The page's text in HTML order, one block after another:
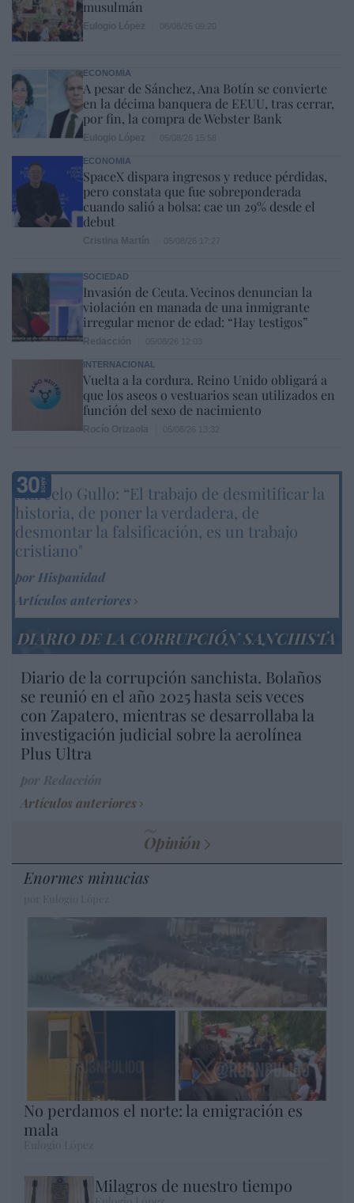
musulmán
ECONOMÍA
A pesar de Sánchez, Ana Botín se convierte
en la décima banquera de EEUU, tras cerrar,
por fin, la compra de Webster Bank
ECONOMÍA
SpaceX dispara ingresos y reduce pérdidas,
pero constata que fue sobreponderada
cuando salió a bolsa: cae un 29% desde el
debut
SOCIEDAD
Invasión de Ceuta. Vecinos denuncian la
violación en manada de una inmigrante
irregular menor de edad: “Hay testigos”
INTERNACIONAL
Vuelta a la cordura. Reino Unido obligará a
que los aseos o vestuarios sean utilizados en
función del sexo de nacimiento
Marcelo Gullo: “El trabajo de desmitificar la
historia, de poner la verdadera, de
desmontar la falsificación, es un trabajo
cristiano"
por Hispanidad
Artículos anteriores
DIARIO DE LA CORRUPCIÓN SANCHISTA
Diario de la corrupción sanchista. Bolaños
se reunió en el año 2025 hasta seis veces
con Zapatero, mientras se desarrollaba la
investigación judicial sobre la aerolínea
Plus Ultra
Artículos anteriores
Opinión
Enormes minucias
No perdamos el norte: la emigración es
mala
Milagros de nuestro tiempo